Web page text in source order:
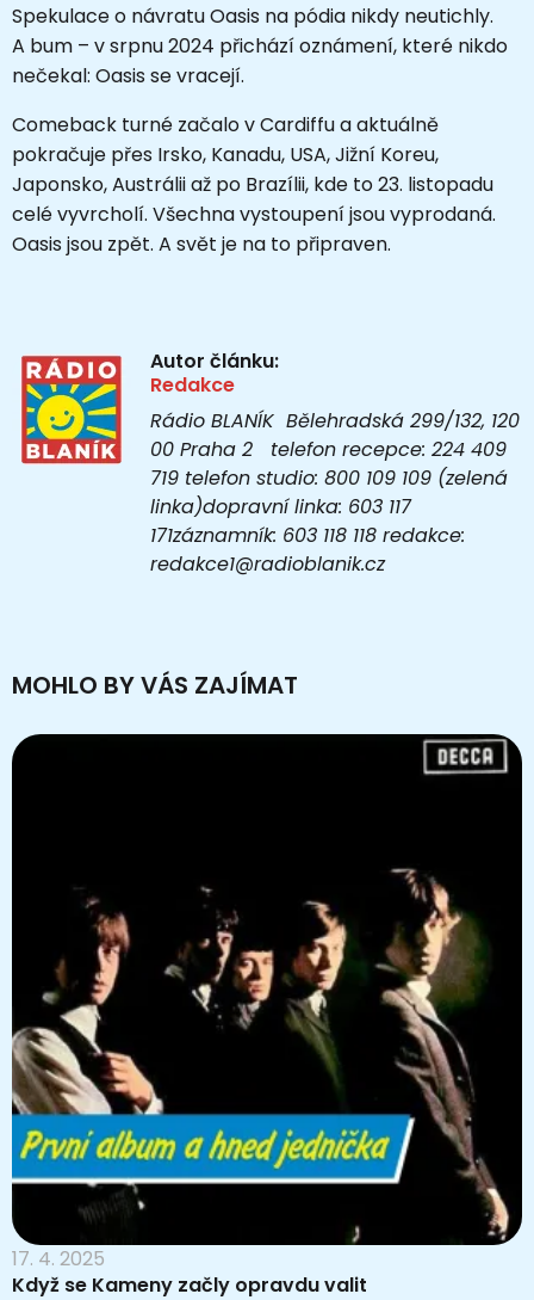
Spekulace o návratu Oasis na pódia nikdy neutichly.
A bum – v srpnu 2024 přichází oznámení, které nikdo
nečekal: Oasis se vracejí.
Comeback turné začalo v Cardiffu a aktuálně
pokračuje přes Irsko, Kanadu, USA, Jižní Koreu,
Japonsko, Austrálii až po Brazílii, kde to 23. listopadu
celé vyvrcholí. Všechna vystoupení jsou vyprodaná.
Oasis jsou zpět. A svět je na to připraven.
Autor článku:
Redakce
Rádio BLANÍK Bělehradská 299/132, 120
00 Praha 2 telefon recepce: 224 409
719 telefon studio: 800 109 109 (zelená
linka)dopravní linka: 603 117
171záznamník: 603 118 118 redakce:
redakce1@radioblanik.cz
MOHLO BY VÁS ZAJÍMAT
17. 4. 2025
Když se Kameny začly opravdu valit